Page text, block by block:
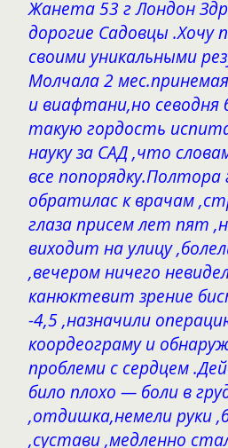
Жанета 53 г Лондон
дорогие Садовцы .Хочу
своими уникальными
Молчала 2
и виафтани,но севодня
такую гордость
науку за САД ,что
все попорядку.Полтора
обратилас к врачам
глаза присем лет пят
виходит на улицу
,вечером ничего
канюктевит зрение
-4,5 ,назначили
коордеограму и
проблеми с сердцем
било плохо — боли в
,отдишка,немели руки
,сустави ,медленно